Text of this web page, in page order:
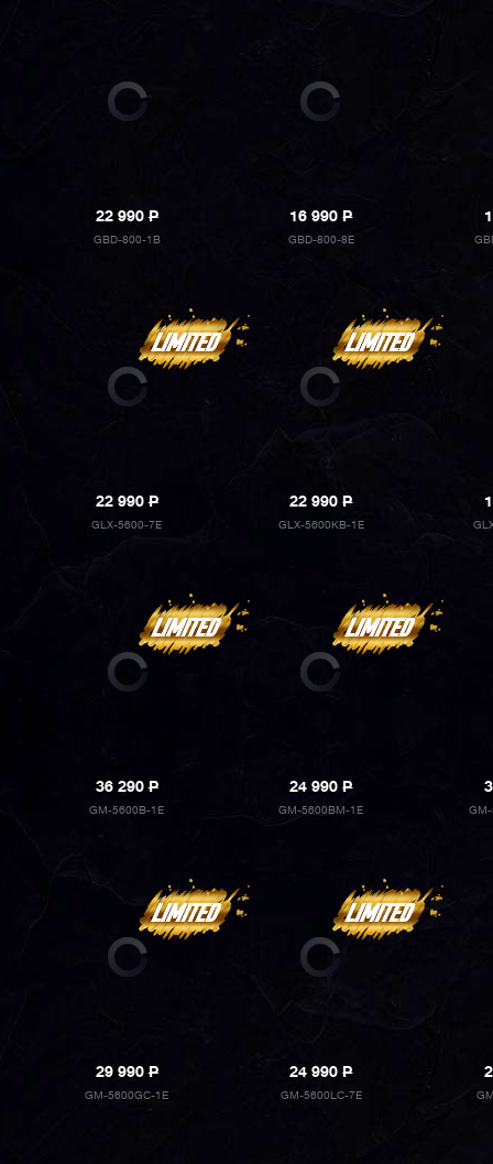
22 990P
GBD-800-1B
16 990P
GBD-800-8E
22 990P
GLX-5600-7E
22 990P
GLX-5600KB-1E
36 290P
GM-5600B-1E
24 990P
GM-5600BM-1E
29 990P
GM-5600GC-1E
24 990P
GM-5600LC-7E